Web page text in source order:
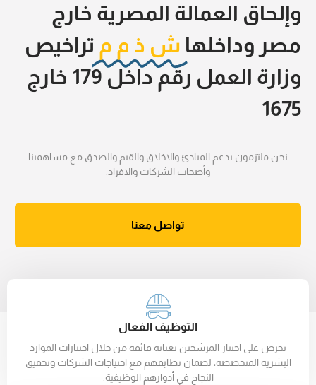
وإلحاق العمالة المصرية خارج
مصر وداخلها ش ذ م م تراخيص
وزارة العمل رقم داخل 179 خارج
1675
نحن ملتزمون بدعم المبادئ والاخلاق والقيم والصدق مع مساهمينا
وأصحاب الشركات والافراد.
تواصل معنا
التوظيف الفعال
نحرص على اختيار المرشحين بعناية فائقة من خلال اختبارات الموارد
البشرية المتخصصة، لضمان تطابقهم مع احتياجات الشركات وتحقيق
النجاح في أدوارهم الوظيفية.